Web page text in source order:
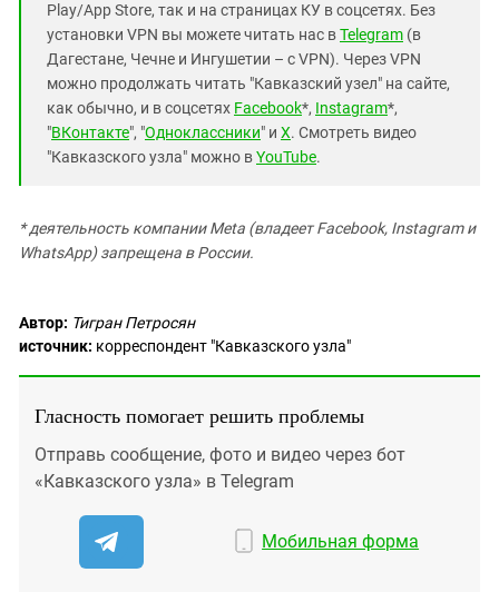
Play/App Store, так и на страницах КУ в соцсетях. Без
установки VPN вы можете читать нас вTelegram (в
Дагестане, Чечне и Ингушетии – с VPN). Через VPN
можно продолжать читать "Кавказский узел" на сайте,
как обычно, и в соцсетях Facebook*, Instagram*,
"ВКонтакте", "Одноклассники" и X. Смотреть видео
"Кавказского узла" можно вYouTube.
* деятельность компании Meta (владеет Facebook, Instagram и
WhatsApp) запрещена в России.
Автор: Тигран Петросян
источник: корреспондент "Кавказского узла"
Гласность помогает решить проблемы
Отправь сообщение, фото и видео через бот
«Кавказского узла» в Telegram
Мобильная форма